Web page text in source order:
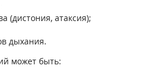
(дистония, атаксия);
дыхания.
может быть: